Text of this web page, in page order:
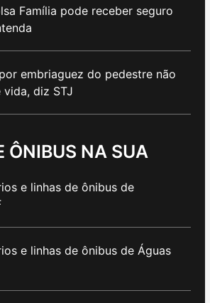
Família pode receber seguro
embriaguez do pedestre não
diz STJ
ÔNIBUS NA SUA
e linhas de ônibus de
e linhas de ônibus de Águas